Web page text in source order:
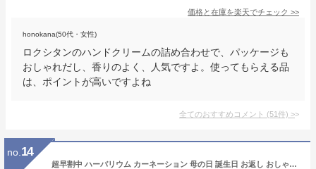
価格と在庫を楽天でチェック >>
honokana(50代・女性)
ロクシタンのハンドクリームの詰め合わせで、パッケージも
おしゃれだし、香りのよく、人気ですよ。使ってもらえる品
は、ポイントが高いですよね
全てのおすすめコメント (51件) >
no. 14
超早割中 ハーバリウム カーネーション 母の日 誕生日 お返し おしゃれ 結婚祝い 結婚記念日 退職祝い ギフト プレゼント 贈り物 お祝い 女性 プリザーブドフラワー フラワー 花 結婚式 電報 花 還暦祝い 還暦 古希 喜寿 かわいい 人気 ランキング 60代 ハーバリューム